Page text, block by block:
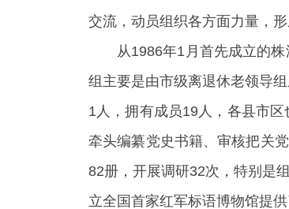
交流，动员组织各方面力量，
从1986年1月首先成立的
组主要是由市级离退休老领导
1人，拥有成员19人，各县市
牵头编纂党史书籍、审核把关
82册，开展调研32次，特别是
立全国首家红军标语博物馆提供